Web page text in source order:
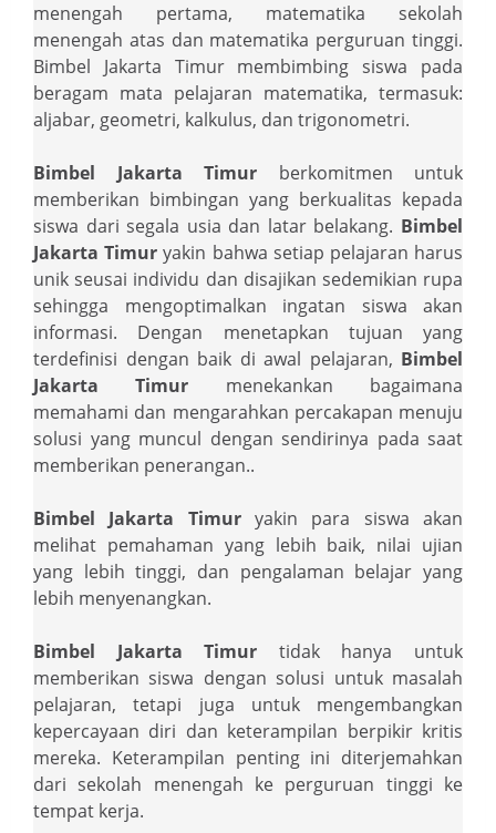
menengah pertama, matematika sekolah
menengah atas dan matematika perguruan tinggi.
Bimbel Jakarta Timur membimbing siswa pada
beragam mata pelajaran matematika, termasuk:
aljabar, geometri, kalkulus, dan trigonometri.
Bimbel Jakarta Timur berkomitmen untuk
memberikan bimbingan yang berkualitas kepada
siswa dari segala usia dan latar belakang. Bimbel
Jakarta Timur yakin bahwa setiap pelajaran harus
unik seusai individu dan disajikan sedemikian rupa
sehingga mengoptimalkan ingatan siswa akan
informasi. Dengan menetapkan tujuan yang
terdefinisi dengan baik di awal pelajaran, Bimbel
Jakarta Timur menekankan bagaimana
memahami dan mengarahkan percakapan menuju
solusi yang muncul dengan sendirinya pada saat
memberikan penerangan..
Bimbel Jakarta Timur yakin para siswa akan
melihat pemahaman yang lebih baik, nilai ujian
yang lebih tinggi, dan pengalaman belajar yang
lebih menyenangkan.
Bimbel Jakarta Timur tidak hanya untuk
memberikan siswa dengan solusi untuk masalah
pelajaran, tetapi juga untuk mengembangkan
kepercayaan diri dan keterampilan berpikir kritis
mereka. Keterampilan penting ini diterjemahkan
dari sekolah menengah ke perguruan tinggi ke
tempat kerja.